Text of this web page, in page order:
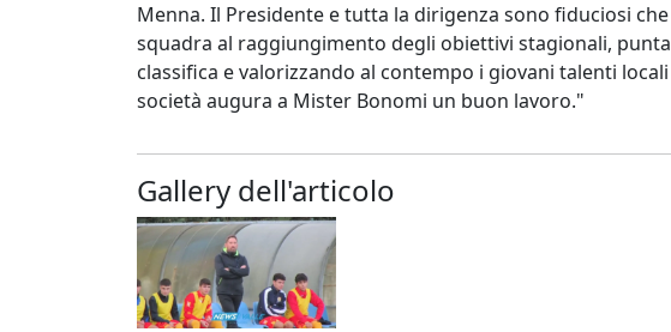
Menna. Il Presidente e tutta la dirigenza sono fiduciosi
squadra al raggiungimento degli obiettivi stagionali,
classifica e valorizzando al contempo i giovani talenti
società augura a Mister Bonomi un buon lavoro."
Gallery dell'articolo